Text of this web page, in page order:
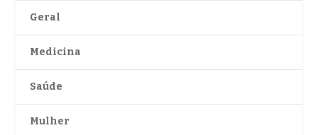
Geral
Medicina
Saúde
Mulher